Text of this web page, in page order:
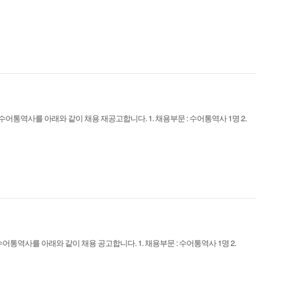
통역사를 아래와 같이 채용 재공고합니다. 1. 채용부문 : 수어통역사 1명 2.
통역사를 아래와 같이 채용 공고합니다. 1. 채용부문 : 수어통역사 1명 2.